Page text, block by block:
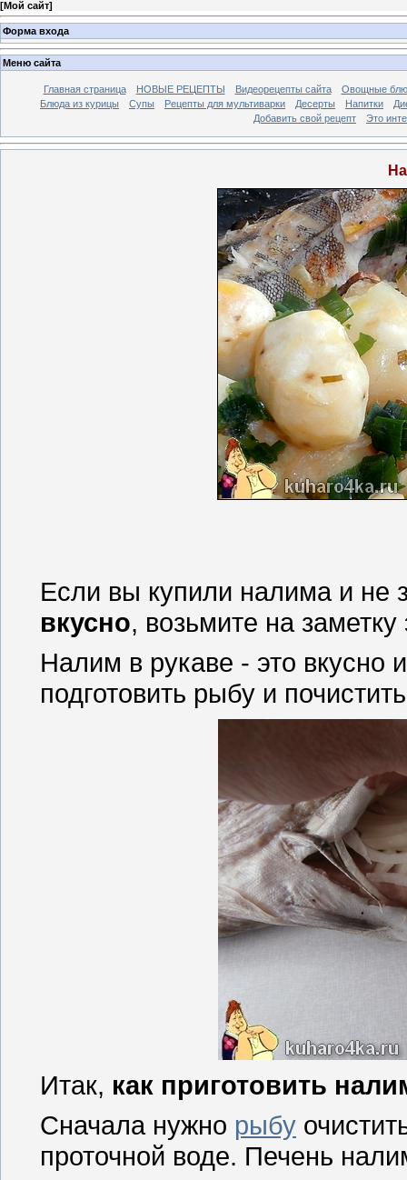
[Мой сайт]
Форма входа
Меню сайта
Главная страница НОВЫЕ РЕЦЕПТЫ Видеорецепты сайта
Овощные
Блюда из курицы
Супы Рецепты для мультиварки Десерты Напитки
Добавить свой рецепт
Это
Если вы купили налима и не
вкусно, возьмите на
Налим в рукаве - это вкусно
подготовить рыбу и
Итак, как приготовить
Сначала нужно рыбу
проточной воде. Печень